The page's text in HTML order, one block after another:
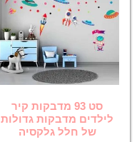
סט 93 מדבקות קיר
לילדים מדבקות גדולות
של חלל גלקסיה